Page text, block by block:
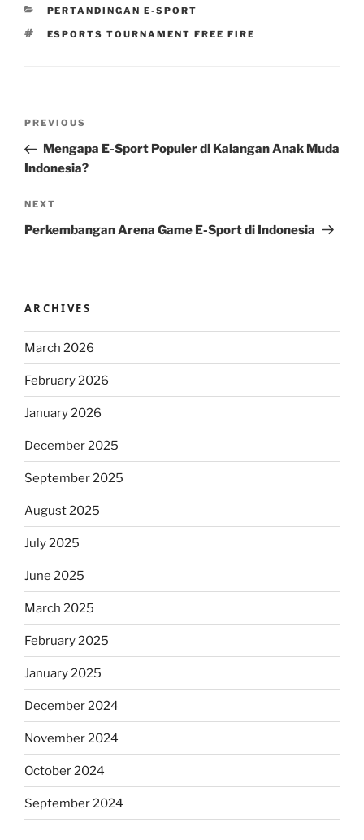
CATEGORIES
PERTANDINGAN E-SPORT
TAGS
ESPORTS TOURNAMENT FREE FIRE
Previous
Post
PREVIOUS
Mengapa E-Sport Populer di Kalangan Anak Muda
Indonesia?
Next
Post
NEXT
Perkembangan Arena Game E-Sport di Indonesia
ARCHIVES
March 2026
February 2026
January 2026
December 2025
September 2025
August 2025
July 2025
June 2025
March 2025
February 2025
January 2025
December 2024
November 2024
October 2024
September 2024